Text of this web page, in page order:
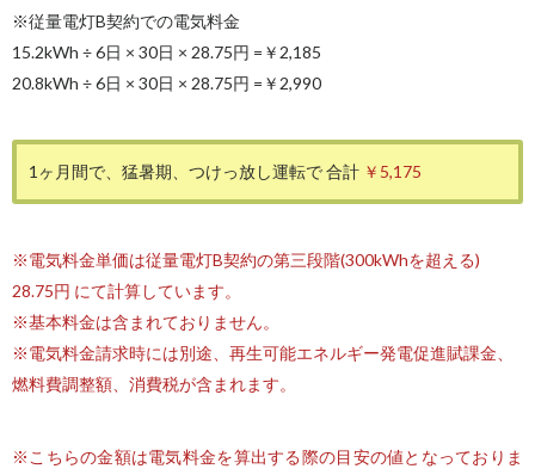
※従量電灯B契約での電気料金
15.2kWh ÷ 6日 × 30日 × 28.75円 = ￥2,185
20.8kWh ÷ 6日 × 30日 × 28.75円 = ￥2,990
1ヶ月間で、猛暑期、つけっ放し運転で合計 ￥5,175
※電気料金単価は従量電灯B契約の第三段階(300kWhを超える)
28.75円 にて計算しています。
※基本料金は含まれておりません。
※電気料金請求時には別途、再生可能エネルギー発電促進賦課金、
燃料費調整額、消費税が含まれます。
※こちらの金額は電気料金を算出する際の目安の値となっておりま